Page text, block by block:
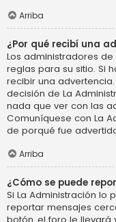
Arriba
¿Por qué recibí una
Los administradores
reglas para su sitio. Si
recibir una
decisión de La
nada que ver con las
Comuníquese con La
de porqué fue
Arriba
¿Cómo se puede
Si La Administración lo
reportar mensajes